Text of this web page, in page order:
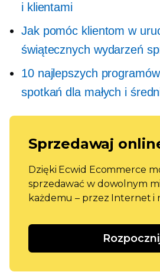
i klientami
Jak pomóc klientom w
świątecznych wydarzeń
10 najlepszych
spotkań dla małych i
Sprzedawaj
Dzięki Ecwid Ecommerce
sprzedawać w dowolnym
każdemu – przez Internet i